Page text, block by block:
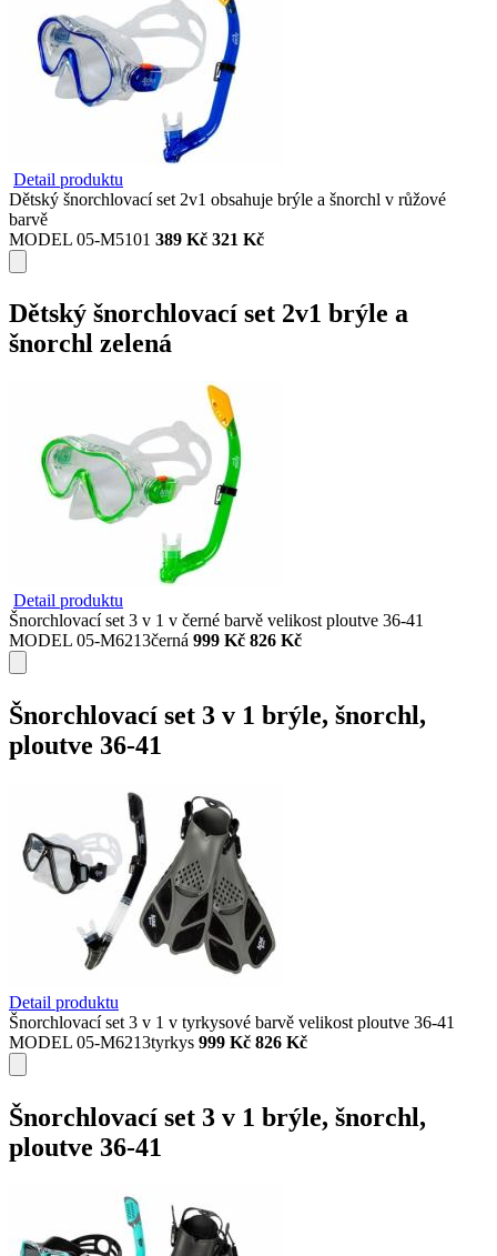
Detail produktu
Dětský šnorchlovací set 2v1 obsahuje brýle a šnorchl v růžové
barvě
MODEL 05-M5101 389 Kč 321 Kč
Dětský šnorchlovací set 2v1 brýle a
šnorchl zelená
Detail produktu
Šnorchlovací set 3 v 1 v černé barvě velikost ploutve 36-41
MODEL 05-M6213černá 999 Kč 826 Kč
Šnorchlovací set 3 v 1 brýle, šnorchl,
ploutve 36-41
Detail produktu
Šnorchlovací set 3 v 1 v tyrkysové barvě velikost ploutve 36-41
MODEL 05-M6213tyrkys 999 Kč 826 Kč
Šnorchlovací set 3 v 1 brýle, šnorchl,
ploutve 36-41